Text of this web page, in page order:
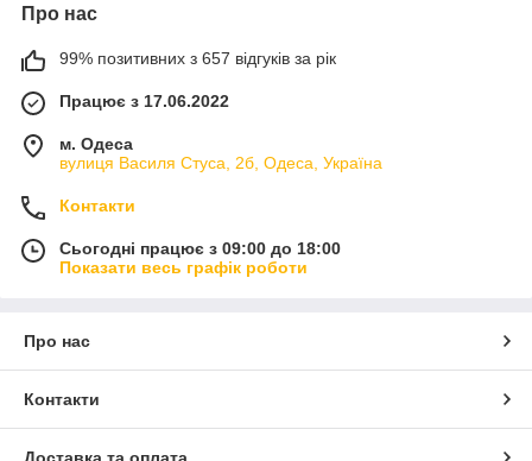
температуру.
нікельованому покриттю, латунні трійники не
служби.
Універсальність. Застосовуються в системах
опалення, водопостачання, пневматики та інших.
Легкість монтажу. Різьбове з'єднання дозволяє
Переваги покупки в інтернет-магазині
Flapmarket
з доставкою. Кожен виріб проходить сувору перевірку на
відповідність заявленої якості. Переваги придбання онлайн:
швидкий відгук на заявку;
широкий ассортимент;
Про нас
99% позитивних з 657 відгуків за рік
Працює з 17.06.2022
м. Одеса
вулиця Василя Стуса, 2б, Одеса, Україна
Контакти
Сьогодні працює з 09:00 до 18:00
Показати весь графік роботи
Про нас
Контакти